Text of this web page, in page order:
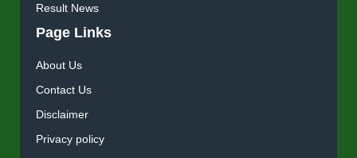
Result News
Page Links
About Us
Contact Us
Disclaimer
Privacy policy